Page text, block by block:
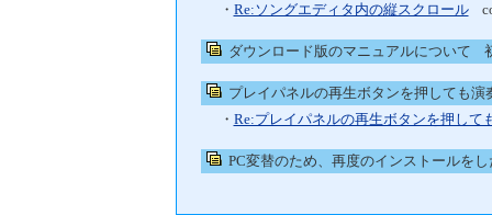
・ Re:ソングエディタ内の縦スクロール
ダウンロード版のマニュアルについて
プレイパネルの再生ボタンを押しても演
・ Re:プレイパネルの再生ボタンを押して
PC変替のため、再度のインストールをし